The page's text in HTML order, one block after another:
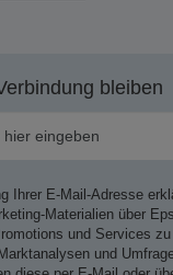
bleiben
Ihrer E-Mail-Adresse
Materialien über
und Services
und